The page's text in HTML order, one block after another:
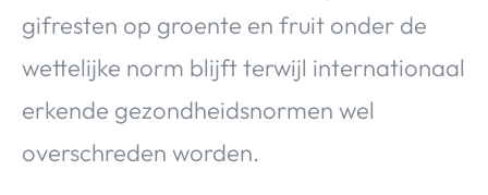
gifresten op groente en fruit onder de
wettelijke norm blijft terwijl internationaal
erkende gezondheidsnormen wel
overschreden worden.